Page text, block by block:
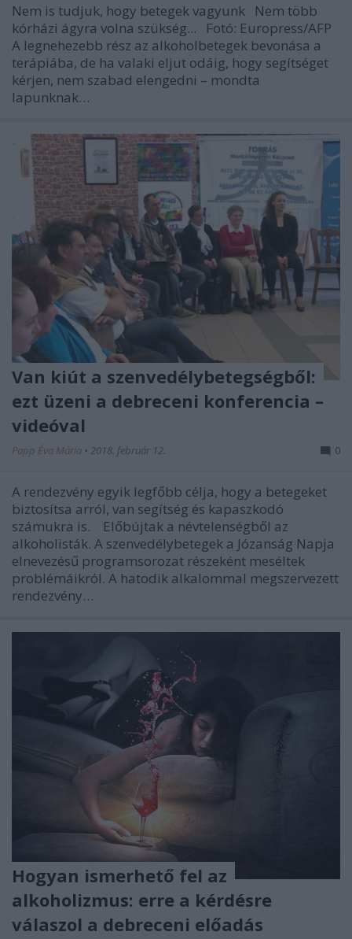
Nem is tudjuk, hogy betegek vagyunk Nem több
kórházi ágyra volna szükség... Fotó: Europress/AFP
A legnehezebb rész az alkoholbetegek bevonása a
terápiába, de ha valaki eljut odáig, hogy segítséget
kérjen, nem szabad elengedni – mondta
lapunknak…
Van kiút a szenvedélybetegségből:
ezt üzeni a debreceni konferencia –
videóval
Papp Éva Mária • 2018. február 12. 0
A rendezvény egyik legfőbb célja, hogy a betegeket
biztosítsa arról, van segítség és kapaszkodó
számukra is. Előbújtak a névtelenségből az
alkoholisták. A szenvedélybetegek a Józanság Napja
elnevezésű programsorozat részeként meséltek
problémáikról. A hatodik alkalommal megszervezett
rendezvény…
Hogyan ismerhető fel az
alkoholizmus: erre a kérdésre
válaszol a debreceni előadás